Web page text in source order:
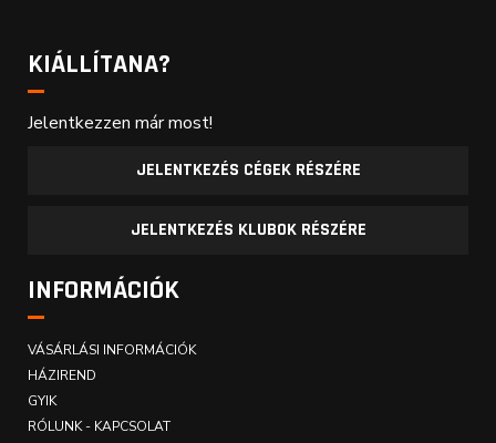
KIÁLLÍTANA?
Jelentkezzen már most!
JELENTKEZÉS CÉGEK RÉSZÉRE
JELENTKEZÉS KLUBOK RÉSZÉRE
INFORMÁCIÓK
VÁSÁRLÁSI INFORMÁCIÓK
HÁZIREND
GYIK
RÓLUNK - KAPCSOLAT